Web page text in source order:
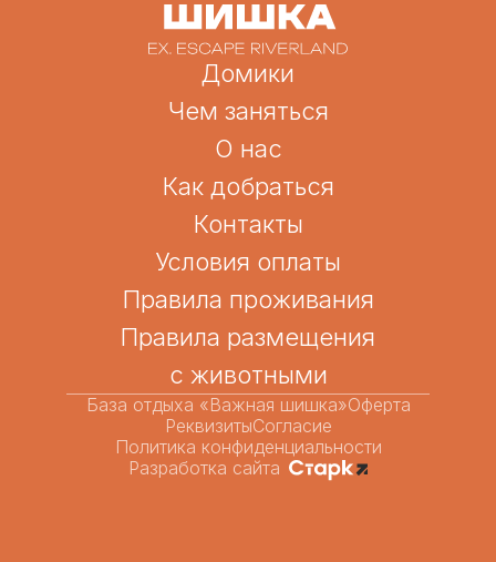
Домики
Чем заняться
О нас
Как добраться
Контакты
Условия оплаты
Правила проживания
Правила размещения
с животными
База отдыха «Важная шишка»Оферта
РеквизитыСогласие
Политика конфиденциальности
Разработка сайта